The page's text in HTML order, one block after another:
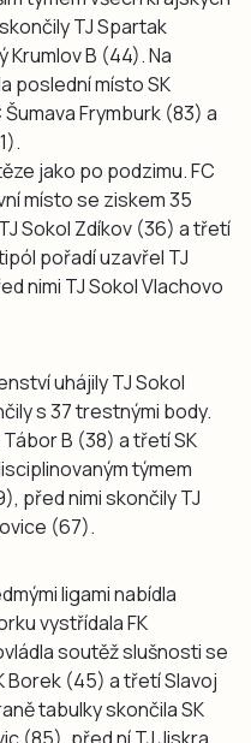
TJ Spartak
Krumlov B (44). Na
poslední místo SK
Frymburk (83) a
jako po podzimu. FC
místo se ziskem 35
Sokol Zdíkov (36) a třetí
pořadí uzavřel TJ
nimi TJ Sokol Vlachovo
uhájily TJ Sokol
s 37 trestnými body.
B (38) a třetí SK
týmem
před nimi skončily TJ
(67).
ligami nabídla
vystřídala FK
soutěž slušnosti se
Borek (45) a třetí Slavoj
tabulky skončila SK
(85), před ní TJ Jiskra